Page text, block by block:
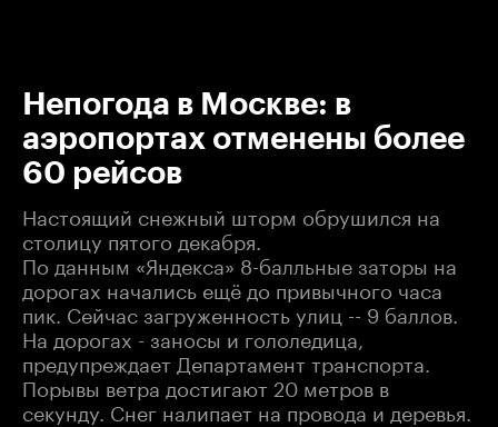
Непогода в Москве: в
аэропортах отменены более
60 рейсов
Настоящий снежный шторм обрушился на
столицу пятого декабря.
По данным «Яндекса» 8-балльные заторы на
дорогах начались ещё до привычного часа
пик. Сейчас загруженность улиц -- 9 баллов.
На дорогах - заносы и гололедица,
предупреждает Департамент транспорта.
Порывы ветра достигают 20 метров в
секунду. Снег налипает на провода и деревья.